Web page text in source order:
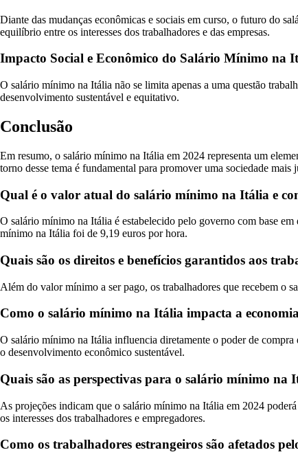
Diante das mudanças econômicas e sociais em curso, o futuro do
equilíbrio entre os interesses dos trabalhadores e das empresas.
Impacto Social e Econômico do Salário Mínimo na
O salário mínimo na Itália não se limita apenas a uma questão
desenvolvimento sustentável e equitativo.
Conclusão
Em resumo, o salário mínimo na Itália em 2024 representa um
torno desse tema é fundamental para promover uma sociedade mais
Qual é o valor atual do salário mínimo na Itália e
O salário mínimo na Itália é estabelecido pelo governo com base
mínimo na Itália foi de 9,19 euros por hora.
Quais são os direitos e benefícios garantidos aos
Além do valor mínimo a ser pago, os trabalhadores que recebem o
Como o salário mínimo na Itália impacta a
O salário mínimo na Itália influencia diretamente o poder de
o desenvolvimento econômico sustentável.
Quais são as perspectivas para o salário mínimo na
As projeções indicam que o salário mínimo na Itália em 2024
os interesses dos trabalhadores e empregadores.
Como os trabalhadores estrangeiros são afetados